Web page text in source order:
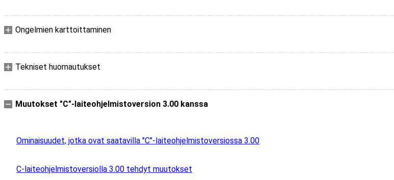
Ongelmien karttoittaminen
Tekniset huomautukset
Muutokset "C"-laiteohjelmistoversion 3.00 kanssa
Ominaisuudet, jotka ovat saatavilla "C"-laiteohjelmistoversiossa 3.00
C-laiteohjelmistoversiolla 3.00 tehdyt muutokset